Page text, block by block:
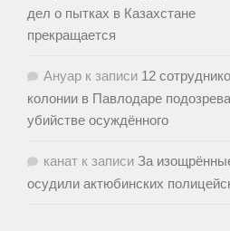
дел о пытках в Казахстане
прекращается
Ануар к записи 12
колонии в Павлодаре
убийстве осуждённого
канат к записи За
осудили актюбинских